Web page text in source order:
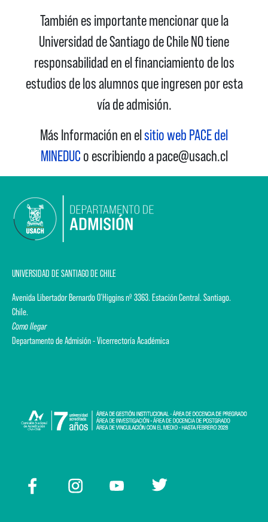
También es importante mencionar que la
Universidad de Santiago de Chile NO tiene
responsabilidad en el financiamiento de los
estudios de los alumnos que ingresen por esta
vía de admisión.
Más Información en elsitio web PACE del
MINEDUC o escribiendo a pace@usach.cl
UNIVERSIDAD DE SANTIAGO DE CHILE
Avenida Libertador Bernardo O'Higgins nº 3363. Estación Central. Santiago.
Chile.
Como llegar
Departamento de Admisión - Vicerrectoría Académica